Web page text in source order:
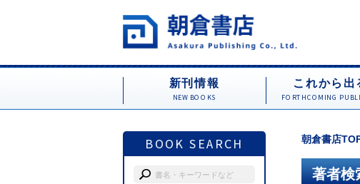
新刊情報
NEW BOOKS
これから出
FORTHCOMING
BOOK SEARCH 朝倉書店
著者検